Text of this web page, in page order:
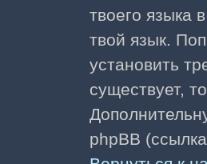
твоего языка
твой язык.
установить
существует,
phpBB